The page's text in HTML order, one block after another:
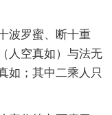
波罗蜜、断十重
人空真如）与法无
如；其中二乘 人只